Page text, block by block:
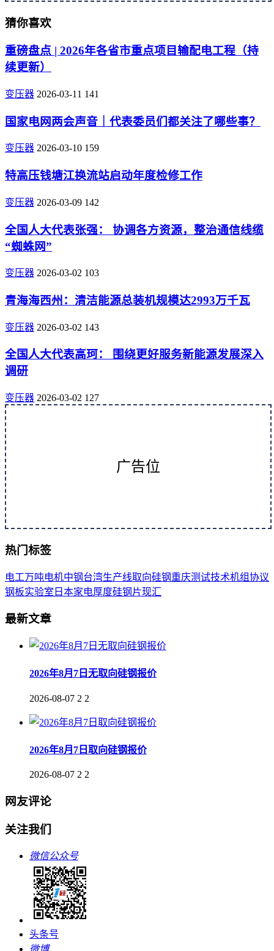
猜你喜欢
重磅盘点 | 2026年各省市重点项目输配电工程（持
续更新）
变压器 2026-03-11 141
国家电网两会声音｜代表委员们都关注了哪些事？
变压器 2026-03-10 159
特高压钱塘江换流站启动年度检修工作
变压器 2026-03-09 142
全国人大代表张强： 协调各方资源，整治通信线缆
“蜘蛛网”
变压器 2026-03-02 103
青海海西州：清洁能源总装机规模达2993万千瓦
变压器 2026-03-02 143
全国人大代表高珂： 围绕更好服务新能源发展深入
调研
变压器 2026-03-02 127
广告位
热门标签
电工万吨电机中钢台湾生产线取向硅钢重庆测试技术机组协议
钢板实验室 日本家电厚度硅钢片现汇
最新文章
2026年8月7日无取向硅钢报价
2026-08-07 2 2
2026年8月7日取向硅钢报价
2026-08-07 2 2
网友评论
关注我们
微信公众号
头条号